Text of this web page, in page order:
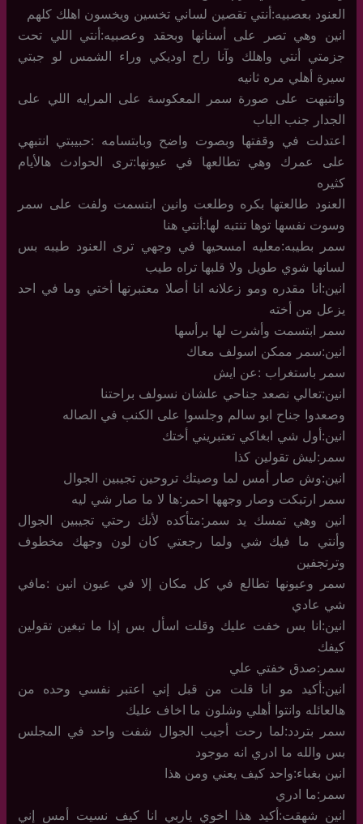
العنود بعصبيه:أنتي تقصين لساني تخسين ويخسون اهلك كلهم
انين وهي تصر على أسنانها وبحقد وعصبيه:أنتي اللي تحت
جزمتي أنتي واهلك وآنا راح اوديكي وراء الشمس لو جبتي
سيرة أهلي مره ثانيه
وانتبهت على صورة سمر المعكوسة على المرايه اللي على
الجدار جنب الباب
اعتدلت في وقفتها وبصوت واضح وبابتسامه :حبيبتي انتبهي
على عمرك وهي تطالعها في عيونها:ترى الحوادث هالأيام
كثيره
العنود طالعتها بكره وطلعت وانين ابتسمت ولفت على سمر
وسوت نفسها توها تنتبه لها:أنتي هنا
سمر بطيبه:معليه امسحيها في وجهي ترى العنود طيبه بس
لسانها شوي طويل ولا قلبها تراه طيب
انين:انا مقدره ومو زعلانه انا أصلا معتبرتها أختي وما في احد
يزعل من أخته
سمر ابتسمت وأشرت لها برأسها
انين:سمر ممكن اسولف معاك
سمر باستغراب :عن ايش
انين:تعالي نصعد جناحي علشان نسولف براحتنا
وصعدوا جناح ابو سالم وجلسوا على الكنب في الصاله
انين:أول شي ابغاكي تعتبريني أختك
سمر:ليش تقولين كذا
انين:وش صار أمس لما وصيتك تروحين تجيبين الجوال
سمر ارتبكت وصار وجهها احمر:ها لا ما صار شي ليه
انين وهي تمسك يد سمر:متأكده لأنك رحتي تجيبين الجوال
وأنتي ما فيك شي ولما رجعتي كان لون وجهك مخطوف
وترتجفين
سمر وعيونها تطالع في كل مكان إلا في عيون انين :مافي
شي عادي
انين:انا بس خفت عليك وقلت اسأل بس إذا ما تبغين تقولين
كيفك
سمر:صدق خفتي علي
انين:أكيد مو انا قلت من قبل إني اعتبر نفسي وحده من
هالعائله وانتوا أهلي وشلون ما اخاف عليك
سمر بتردد:لما رحت أجيب الجوال شفت واحد في المجلس
بس والله ما ادري انه موجود
انين بغباء:واحد كيف يعني ومن هذا
سمر:ما ادري
انين شهقت:أكيد هذا اخوي ياربي انا كيف نسيت أمس إني